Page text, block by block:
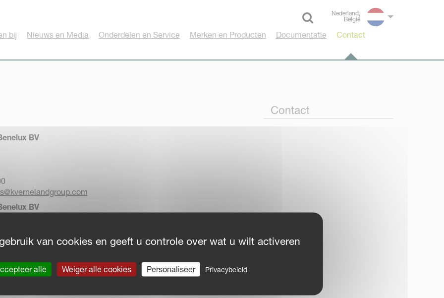
Nederland,
België
Select language
bij Nieuws en Media Onderdelen en Service Merken en Producten Documentatie Contact
BV
BV
Contact
van cookies en geeft u controle over wat u wilt activeren
alle Weiger alle cookies Personaliseer Privacybeleid